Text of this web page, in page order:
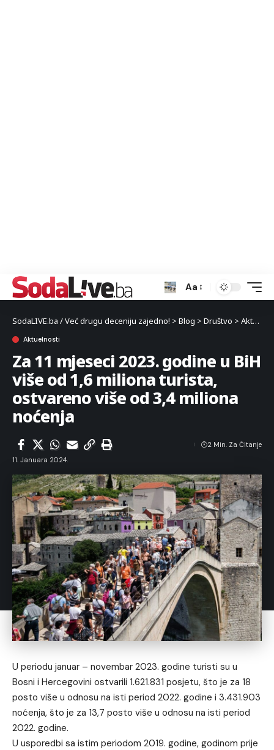
Aa
SodaLIVE.ba / Već drugu deceniju zajedno! > Blog > Društvo > Aktuelnosti
Aktuelnosti
Za 11 mjeseci 2023. godine u BiH
više od 1,6 miliona turista,
ostvareno više od 3,4 miliona
noćenja
11. Januara 2024.
2 Min. Za Čitanje
U periodu januar – novembar 2023. godine turisti su u
Bosni i Hercegovini ostvarili 1.621.831 posjetu, što je za 18
posto više u odnosu na isti period 2022. godine i 3.431.903
noćenja, što je za 13,7 posto više u odnosu na isti period
2022. godine.
U usporedbi sa istim periodom 2019. godine, godinom prije